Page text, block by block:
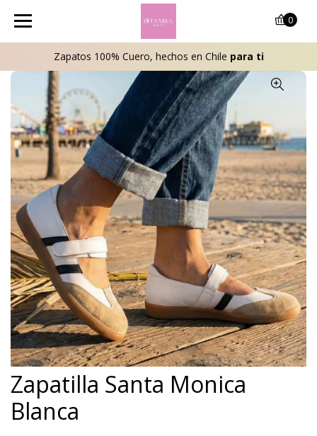
Zapatos 100% Cuero, hechos en Chile para ti
0
Zapatilla Santa Monica
Blanca